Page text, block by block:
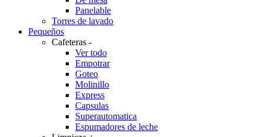
Panelable
Torres de lavado
Pequeños
Cafeteras -
Ver todo
Empotrar
Goteo
Molinillo
Express
Capsulas
Superautomatica
Espumadores de leche